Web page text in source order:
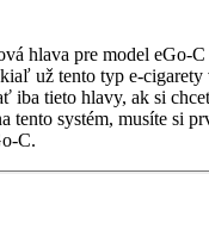
hlava pre model eGo-
už tento typ e-cigarety
iba tieto hlavy, ak si
tento systém, musíte si
C.